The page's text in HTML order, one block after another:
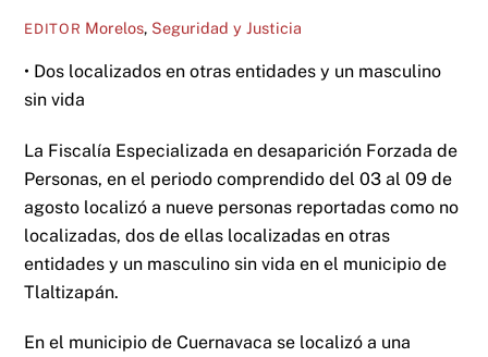
EDITOR Morelos, Seguridad y Justicia
• Dos localizados en otras entidades y un masculino
sin vida
La Fiscalía Especializada en desaparición Forzada de
Personas, en el periodo comprendido del 03 al 09 de
agosto localizó a nueve personas reportadas como no
localizadas, dos de ellas localizadas en otras
entidades y un masculino sin vida en el municipio de
Tlaltizapán.
En el municipio de Cuernavaca se localizó a una